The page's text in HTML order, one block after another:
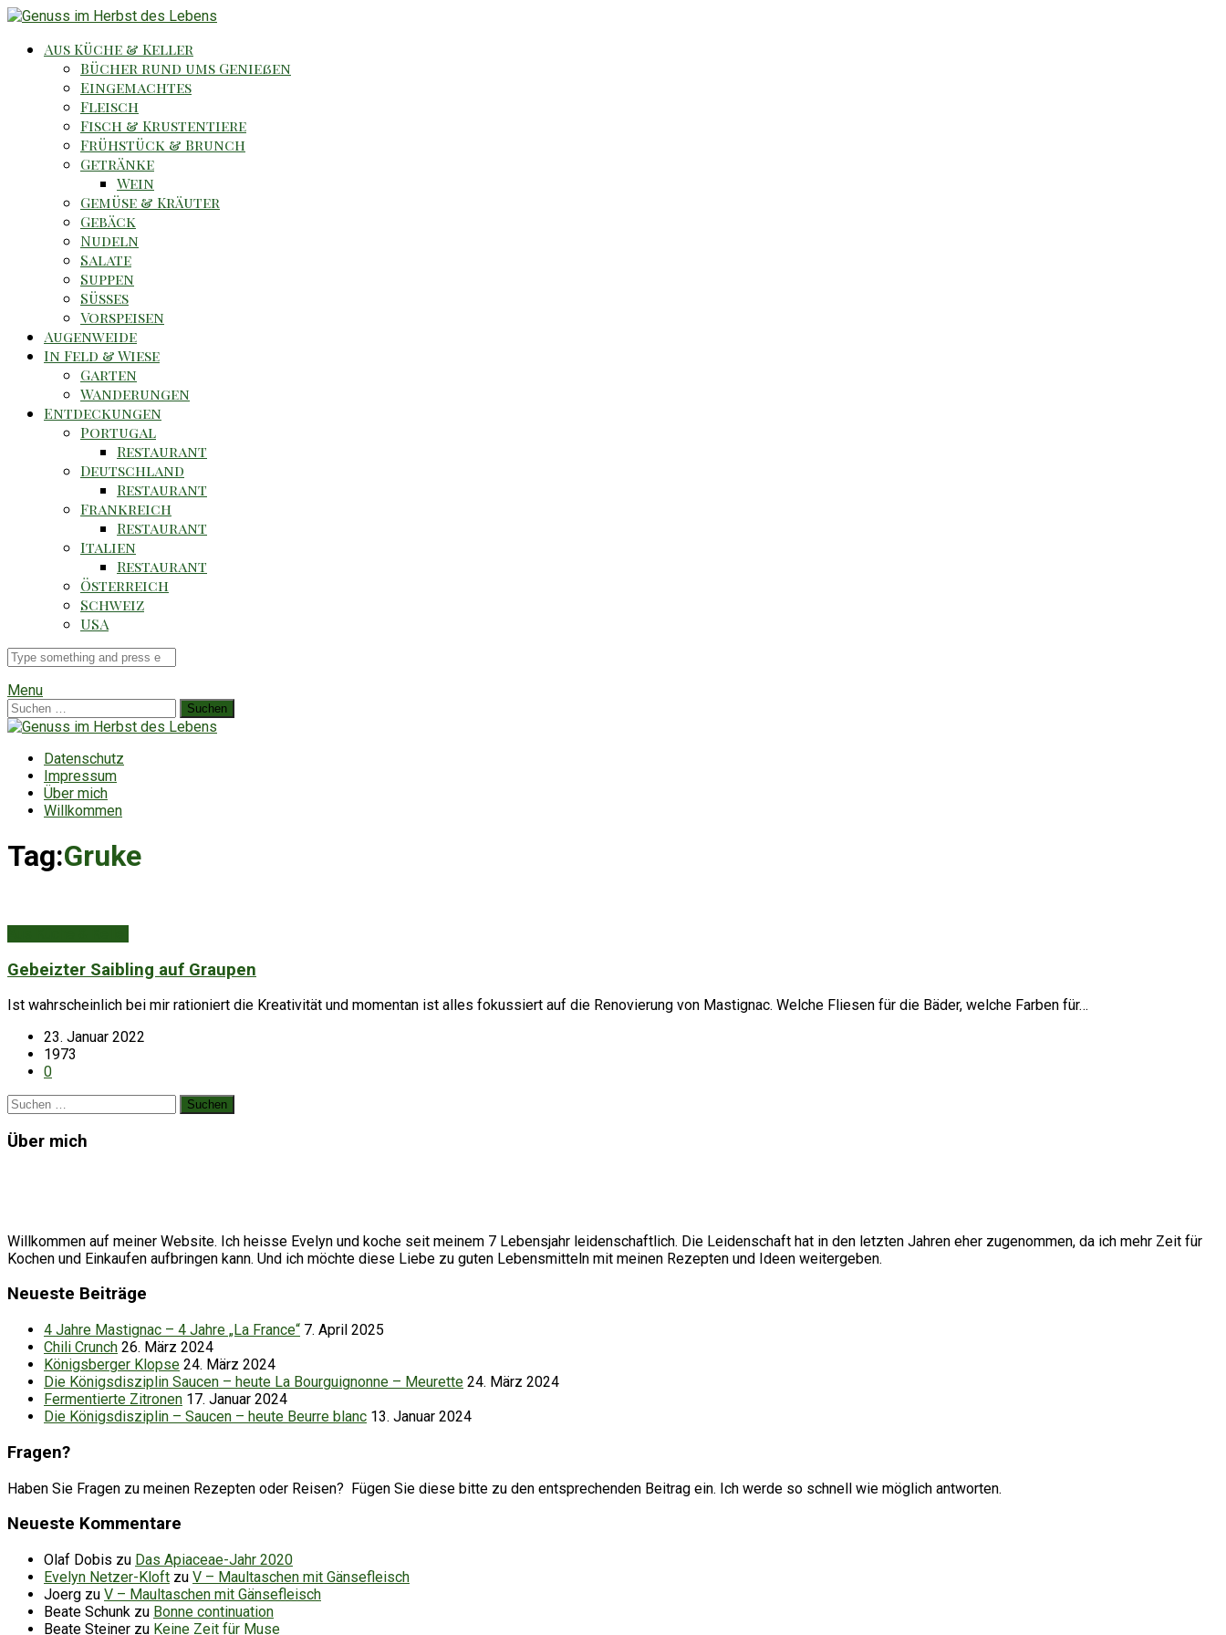
Aus Küche & Keller
Bücher rund ums Genießen
Eingemachtes
Fleisch
Fisch & Krustentiere
Frühstück & Brunch
Getränke
Wein
Gemüse & Kräuter
Gebäck
Nudeln
Salate
Suppen
Süsses
Vorspeisen
Augenweide
In Feld & Wiese
Garten
Wanderungen
Entdeckungen
Portugal
Restaurant
Deutschland
Restaurant
Frankreich
Restaurant
Italien
Restaurant
Österreich
Schweiz
USA
Suche
für
Menu
Suchen
nach:
Datenschutz
Impressum
Über mich
Willkommen
Tag:Gruke
Gebeizter Saibling auf Graupen
Ist wahrscheinlich bei mir rationiert die Kreativität und momentan ist alles fokussiert auf die Renovierung von Mastignac. Welche Fliesen für die Bäder, welche Farben für…
23. Januar 2022
1973
0
Suchen
Über mich
Willkommen auf meiner Website. Ich heisse Evelyn und koche seit meinem 7 Lebensjahr leidenschaftlich. Die Leidenschaft hat in den letzten Jahren eher zugenommen, da ich mehr Zeit für
Kochen und Einkaufen aufbringen kann. Und ich möchte diese Liebe zu guten Lebensmitteln mit meinen Rezepten und Ideen weitergeben.
Neueste Beiträge
4 Jahre Mastignac – 4 Jahre „La France“ 7. April 2025
Chili Crunch 26. März 2024
Königsberger Klopse 24. März 2024
Die Königsdisziplin Saucen – heute La Bourguignonne – Meurette 24. März 2024
Fermentierte Zitronen 17. Januar 2024
Die Königsdisziplin – Saucen – heute Beurre blanc 13. Januar 2024
Fragen?
Haben Sie Fragen zu meinen Rezepten oder Reisen? Fügen Sie diese bitte zu den entsprechenden Beitrag ein. Ich werde so schnell wie möglich antworten.
Neueste Kommentare
Olaf Dobis zu Das Apiaceae-Jahr 2020
Evelyn Netzer-Kloft zu V – Maultaschen mit Gänsefleisch
Joerg zu V – Maultaschen mit Gänsefleisch
Beate Schunk zu Bonne continuation
Beate Steiner zu Keine Zeit für Muse